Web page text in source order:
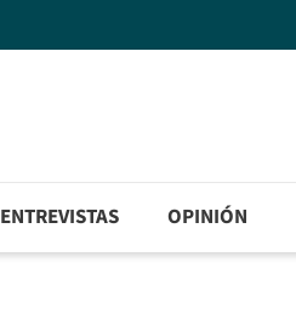
ENTREVISTAS OPINIÓN